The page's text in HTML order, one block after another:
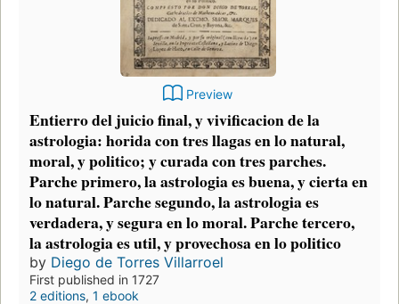
Preview
Entierro del juicio final, y vivificacion de la
astrologia: horida con tres llagas en lo natural,
moral, y politico; y curada con tres parches.
Parche primero, la astrologia es buena, y cierta en
lo natural. Parche segundo, la astrologia es
verdadera, y segura en lo moral. Parche tercero,
la astrologia es util, y provechosa en lo politico
by Diego de Torres Villarroel
First published in 1727
2 editions, 1 ebook